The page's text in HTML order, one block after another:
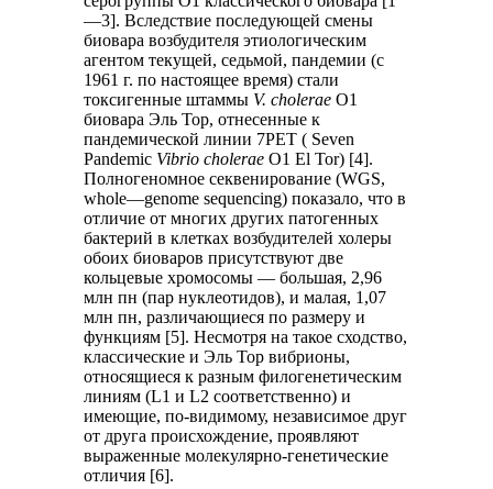
—3]. Вследствие последующей смены
биовара возбудителя этиологическим
агентом текущей, седьмой, пандемии (с
1961 г. по настоящее время) стали
токсигенные штаммы V. cholerae O1
биовара Эль Тор, отнесенные к
пандемической линии 7РЕТ ( Seven
Pandemic Vibrio cholerae O1 El Tor) [4].
Полногеномное секвенирование (WGS,
whole—genome sequencing) показало, что в
отличие от многих других патогенных
бактерий в клетках возбудителей холеры
обоих биоваров присутствуют две
кольцевые хромосомы — большая, 2,96
млн пн (пар нуклеотидов), и малая, 1,07
млн пн, различающиеся по размеру и
функциям [5]. Несмотря на такое сходство,
классические и Эль Тор вибрионы,
относящиеся к разным филогенетическим
линиям (L1 и L2 соответственно) и
имеющие, по-видимому, независимое друг
от друга происхождение, проявляют
выраженные молекулярно-генетические
отличия [6].